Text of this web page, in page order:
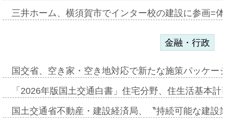
三井ホーム、横須賀市でインター校の建設に参画=
金融・行政
国交省、空き家・空き地対応で新たな施策パッケ
「2026年版国土交通白書」住宅分野、住生活基本
国土交通省不動産・建設経済局、〝持続可能な建